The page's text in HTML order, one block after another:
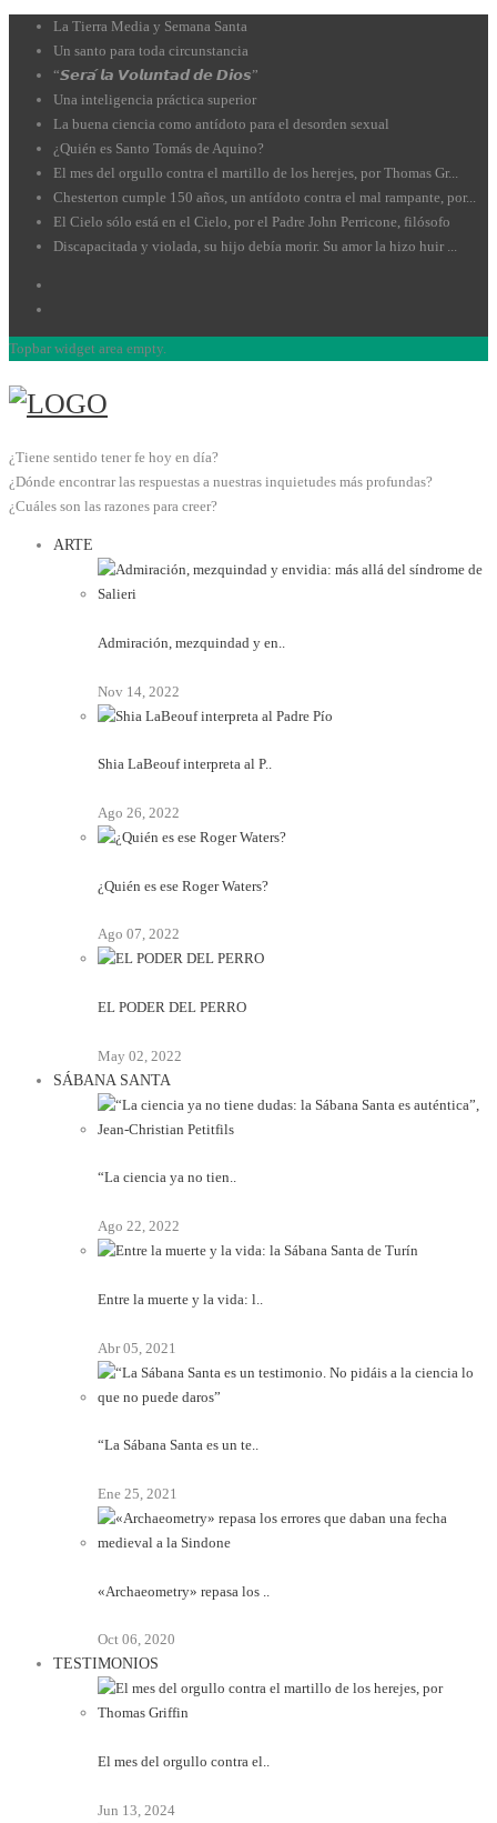
La Tierra Media y Semana Santa
Un santo para toda circunstancia
“𝙎𝙚𝙧𝙖́ 𝙡𝙖 𝙑𝙤𝙡𝙪𝙣𝙩𝙖𝙙 𝙙𝙚 𝘿𝙞𝙤𝙨”
Una inteligencia práctica superior
La buena ciencia como antídoto para el desorden sexual
¿Quién es Santo Tomás de Aquino?
El mes del orgullo contra el martillo de los herejes, por Thomas Gr...
Chesterton cumple 150 años, un antídoto contra el mal rampante, por...
El Cielo sólo está en el Cielo, por el Padre John Perricone, filósofo
Discapacitada y violada, su hijo debía morir. Su amor la hizo huir ...
Topbar widget area empty.
¿Tiene sentido tener fe hoy en día?
¿Dónde encontrar las respuestas a nuestras inquietudes más profundas?
¿Cuáles son las razones para creer?
ARTE
Admiración, mezquindad y en..
Nov 14, 2022
Shia LaBeouf interpreta al P..
Ago 26, 2022
¿Quién es ese Roger Waters?
Ago 07, 2022
EL PODER DEL PERRO
May 02, 2022
SÁBANA SANTA
“La ciencia ya no tien..
Ago 22, 2022
Entre la muerte y la vida: l..
Abr 05, 2021
“La Sábana Santa es un te..
Ene 25, 2021
«Archaeometry» repasa los ..
Oct 06, 2020
TESTIMONIOS
El mes del orgullo contra el..
Jun 13, 2024